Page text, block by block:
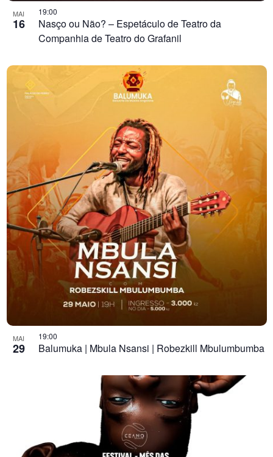
MAI
16
19:00
Nasço ou Não? – Espetáculo de Teatro da
Companhia de Teatro do Grafanil
MAI
29
19:00
Balumuka | Mbula Nsansi | Robezkill Mbulumbumba